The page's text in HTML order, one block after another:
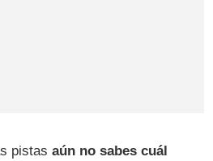
pistasaún no sabes cuál